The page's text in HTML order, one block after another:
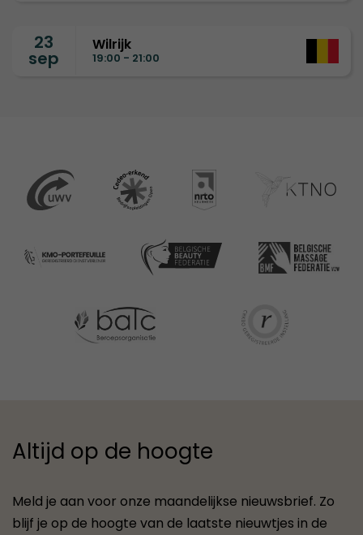
23
sep
Wilrijk
19:00 - 21:00
Altijd op de hoogte
Meld je aan voor onze maandelijkse nieuwsbrief. Zo
blijf je op de hoogte van de laatste nieuwtjes in de